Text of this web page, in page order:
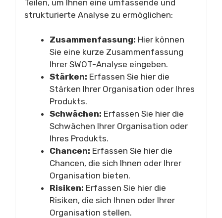
Teilen, um Ihnen eine umfassende und
strukturierte Analyse zu ermöglichen:
Zusammenfassung: Hier können
Sie eine kurze Zusammenfassung
Ihrer SWOT-Analyse eingeben.
Stärken: Erfassen Sie hier die
Stärken Ihrer Organisation oder Ihres
Produkts.
Schwächen: Erfassen Sie hier die
Schwächen Ihrer Organisation oder
Ihres Produkts.
Chancen: Erfassen Sie hier die
Chancen, die sich Ihnen oder Ihrer
Organisation bieten.
Risiken: Erfassen Sie hier die
Risiken, die sich Ihnen oder Ihrer
Organisation stellen.